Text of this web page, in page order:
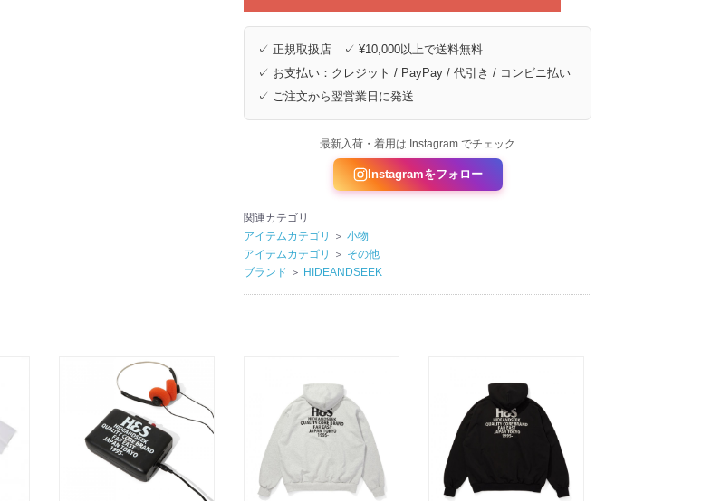
✓ 正規取扱店 ✓ ¥10,000以上で送料無料
✓ お支払い：クレジット / PayPay / 代引き / コンビニ払い
✓ ご注文から翌営業日に発送
最新入荷・着用は Instagram でチェック
Instagramをフォロー
関連カテゴリ
アイテムカテゴリ
＞ 小物
アイテムカテゴリ
＞ その他
ブランド ＞ HIDEANDSEEK